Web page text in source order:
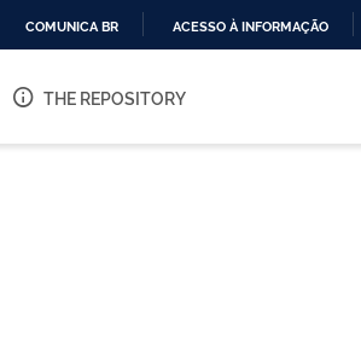
O
COMUNICA BR ACESSO À INFORMAÇÃO
THE REPOSITORY